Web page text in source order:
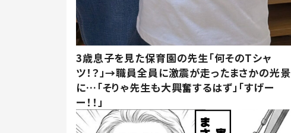
3歳息子を見た保育園の先生「何そのTシャ
ツ！？」→職員全員に激震が走ったまさかの光景
に…「そりゃ先生も大興奮するはず」「すげー
ー！！」